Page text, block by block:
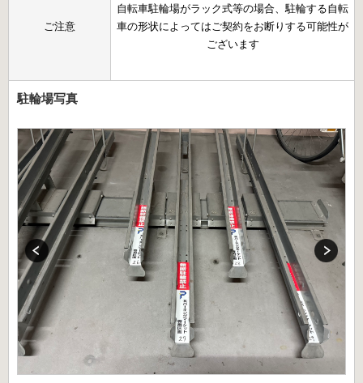
ご注意
自転車駐輪場がラック式等の場合、駐輪する自転
車の形状によってはご契約をお断りする可能性が
ございます
駐輪場写真